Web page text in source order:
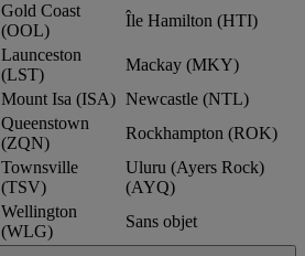
Gold Coast
(OOL)
Île Hamilton (HTI)
Launceston
(LST)
Mackay (MKY)
Mount Isa (ISA) Newcastle (NTL)
Queenstown
(ZQN)
Rockhampton (ROK)
Townsville
(TSV)
Uluru (Ayers Rock)
(AYQ)
Wellington
(WLG)
Sans objet